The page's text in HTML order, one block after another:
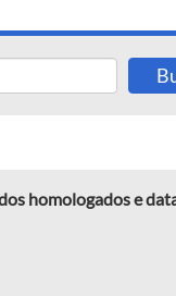
homologados e